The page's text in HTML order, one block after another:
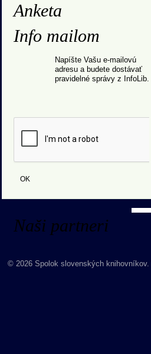
Anketa
Info mailom
Napíšte Vašu e-mailovú
adresu a budete dostávať
pravidelné správy z InfoLib.
Naši partneri
© 2026 Spolok slovenských knihovníkov.